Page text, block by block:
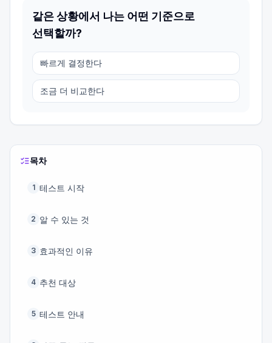
같은 상황에서 나는 어떤 기준으로
선택할까?
빠르게 결정한다
조금 더 비교한다
목차
1 테스트 시작
2 알 수 있는 것
3 효과적인 이유
4 추천 대상
5 테스트 안내